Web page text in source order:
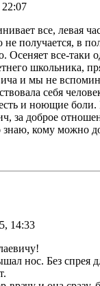
все, левая
не получается, в
Осеняет все-
школьника,
и мы не
себя
и ноющие боли.
за доброе
знаю, кому можно
14:33
нос. Без спрея